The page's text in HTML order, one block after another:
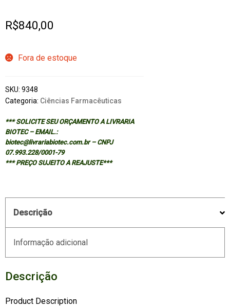
R$840,00
Fora de estoque
SKU: 9348
Categoria: Ciências Farmacêuticas
*** SOLICITE SEU ORÇAMENTO A LIVRARIA
BIOTEC – EMAIL.:
biotec@livrariabiotec.com.br – CNPJ
07.993.228/0001-79
*** PREÇO SUJEITO A REAJUSTE***
Descrição
Informação adicional
Descrição
Product Description